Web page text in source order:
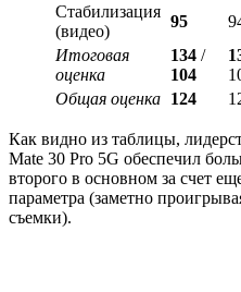
Стабилизация
(видео)
95
Итоговая
оценка
134 /
104
Общая оценка 124
Как видно из таблицы,
Mate 30 Pro 5G обеспечил
второго в основном за счет
параметра (заметно
съемки).